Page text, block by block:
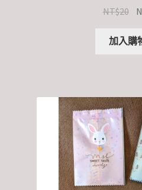
NT$20
加入購